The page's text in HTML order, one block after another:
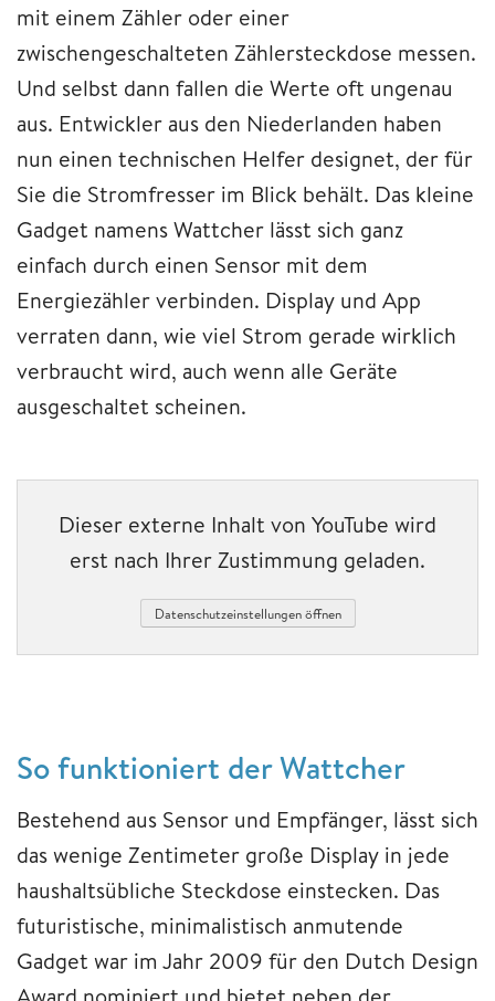
mit einem Zähler oder einer
zwischengeschalteten Zählersteckdose messen.
Und selbst dann fallen die Werte oft ungenau
aus. Entwickler aus den Niederlanden haben
nun einen technischen Helfer designet, der für
Sie die Stromfresser im Blick behält. Das kleine
Gadget namens Wattcher lässt sich ganz
einfach durch einen Sensor mit dem
Energiezähler verbinden. Display und App
verraten dann, wie viel Strom gerade wirklich
verbraucht wird, auch wenn alle Geräte
ausgeschaltet scheinen.
Dieser externe Inhalt von YouTube wird
erst nach Ihrer Zustimmung geladen.
Datenschutzeinstellungen öffnen
So funktioniert der Wattcher
Bestehend aus Sensor und Empfänger, lässt sich
das wenige Zentimeter große Display in jede
haushaltsübliche Steckdose einstecken. Das
futuristische, minimalistisch anmutende
Gadget war im Jahr 2009 für den Dutch Design